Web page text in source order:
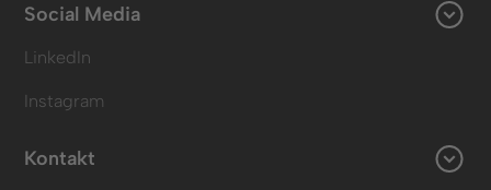
Social Media
LinkedIn
Instagram
Kontakt